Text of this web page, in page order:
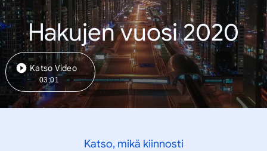
Hakujen vuosi 2020
Katso Video
03:01
Katso, mikä kiinnosti